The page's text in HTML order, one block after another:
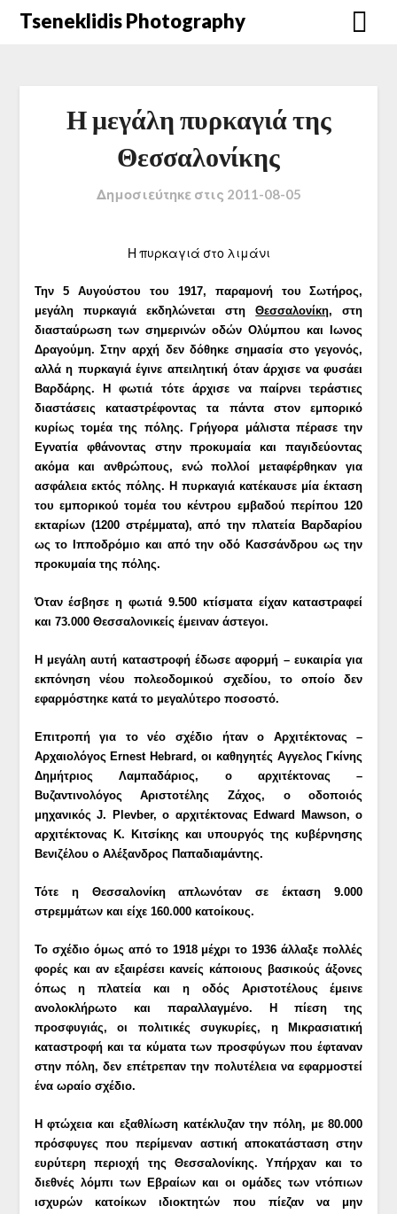
Μετάβαση
Tseneklidis Photography
Η μεγάλη πυρκαγιά της
Θεσσαλονίκης
Δημοσιεύτηκε στις 2011-08-05
Η πυρκαγιά στο λιμάνι
Την 5 Αυγούστου του 1917, παραμονή του Σωτήρος,
μεγάλη πυρκαγιά εκδηλώνεται στηΘεσσαλονίκη, στη
διασταύρωση των σημερινών οδών Ολύμπου και Ιωνος
Δραγούμη.Στην αρχή δεν δόθηκε σημασία στο γεγονός,
αλλά η πυρκαγιά έγινε απειλητική όταν άρχισε να φυσάει
Βαρδάρης. Η φωτιά τότε άρχισε να παίρνει τεράστιες
διαστάσεις καταστρέφοντας τα πάντα στον εμπορικό
κυρίως τομέα της πόλης. Γρήγορα μάλιστα πέρασε την
Εγνατία φθάνοντας στην προκυμαία και παγιδεύοντας
ακόμα και ανθρώπους, ενώ πολλοί μεταφέρθηκαν για
ασφάλεια εκτός πόλης. Η πυρκαγιά κατέκαυσε μία έκταση
του εμπορικού τομέα του κέντρου εμβαδού περίπου 120
εκταρίων (1200 στρέμματα), από την πλατεία Βαρδαρίου
ως το Ιπποδρόμιο και από την οδό Κασσάνδρου ως την
προκυμαία της πόλης.
Όταν έσβησε η φωτιά 9.500 κτίσματα είχαν καταστραφεί
και 73.000 Θεσσαλονικείς έμειναν άστεγοι.
Η μεγάλη αυτή καταστροφή έδωσε αφορμή – ευκαιρία για
εκπόνηση νέου πολεοδομικού σχεδίου, το οποίο δεν
εφαρμόστηκε κατά το μεγαλύτερο ποσοστό.
Επιτροπή για το νέο σχέδιο ήταν ο Αρχιτέκτονας –
Αρχαιολόγος Ernest Hebrard,οι καθηγητές Αγγελος Γκίνης
Δημήτριος Λαμπαδάριος, ο αρχιτέκτονας –
Βυζαντινολόγος Αριστοτέλης Ζάχος, ο οδοποιός
μηχανικόςJ. Plevber,ο αρχιτέκτονας Edward Mawson, ο
αρχιτέκτονας Κ. Κιτσίκης και υπουργός της κυβέρνησης
Βενιζέλου ο Αλέξανδρος Παπαδιαμάντης.
Τότε η Θεσσαλονίκη απλωνόταν σε έκταση 9.000
στρεμμάτων και είχε 160.000 κατοίκους.
Το σχέδιο όμως από το 1918 μέχρι το 1936 άλλαξε πολλές
φορές και αν εξαιρέσει κανείς κάποιους βασικούς άξονες
όπως η πλατεία και η οδός Αριστοτέλους έμεινε
ανολοκλήρωτο και παραλλαγμένο. Η πίεση της
προσφυγιάς, οι πολιτικές συγκυρίες, η Μικρασιατική
καταστροφή και τα κύματα των προσφύγων που έφταναν
στην πόλη, δεν επέτρεπαν την πολυτέλεια να εφαρμοστεί
ένα ωραίο σχέδιο.
Η φτώχεια και εξαθλίωση κατέκλυζαν την πόλη, με 80.000
πρόσφυγες που περίμεναν αστική αποκατάσταση στην
ευρύτερη περιοχή της Θεσσαλονίκης. Υπήρχαν και το
διεθνές λόμπι των Εβραίων και οι ομάδες των ντόπιων
ισχυρών κατοίκων ιδιοκτητών που πίεζαν να μην